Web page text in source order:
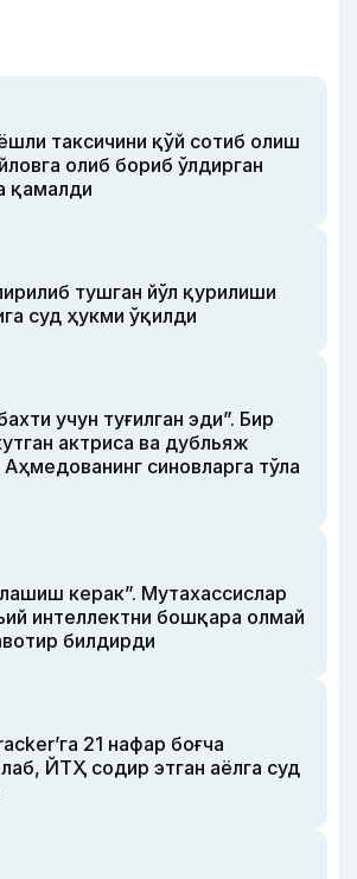
таксичини қўй сотиб олиш
олиб бориб ўлдирган
қамалди
тушган йўл қурилиши
суд ҳукми ўқилди
учун туғилган эди”. Бир
актриса ва дубльяж
синовларга тўла
керак”. Мутахассислар
интеллектни бошқара олмай
билдирди
21 нафар боғча
ЙТҲ содир этган аёлга суд